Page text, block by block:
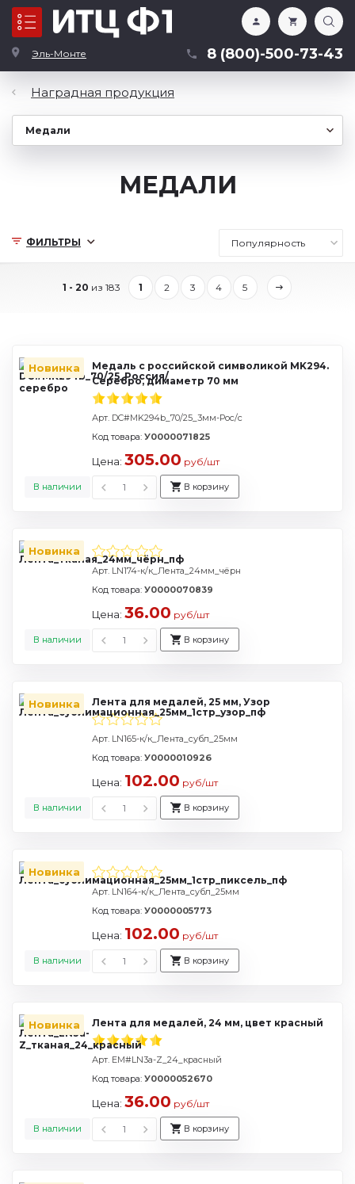
Эль-Монте 8 (800)-500-73-43
Каталог
ФИЛЬТРЫ
Наградная продукция
МЕДАЛИ
1 - 20 из 183 1 2 3 4 5
Новинка
Медаль с российской символикой MK294.
Серебро, димаметр 70 мм
Арт. DC#MK294b_70/25_3мм-Рос/с
В наличии
Код товара: У0000071825
Цена: 305.00 руб/шт
В корзину
Новинка
Арт. LN174-к/к_Лента_24мм_чёрн
В наличии
Код товара: У0000070839
Цена: 36.00 руб/шт
В корзину
Новинка Лента для медалей, 25 мм, Узор
Арт. LN165-к/к_Лента_субл_25мм
В наличии
Код товара: У0000010926
Цена: 102.00 руб/шт
В корзину
Новинка
Арт. LN164-к/к_Лента_субл_25мм
В наличии
Код товара: У0000005773
Цена: 102.00 руб/шт
В корзину
Новинка Лента для медалей, 24 мм, цвет красный
Арт. EM#LN3a-Z_24_красный
В наличии
Код товара: У0000052670
Цена: 36.00 руб/шт
В корзину